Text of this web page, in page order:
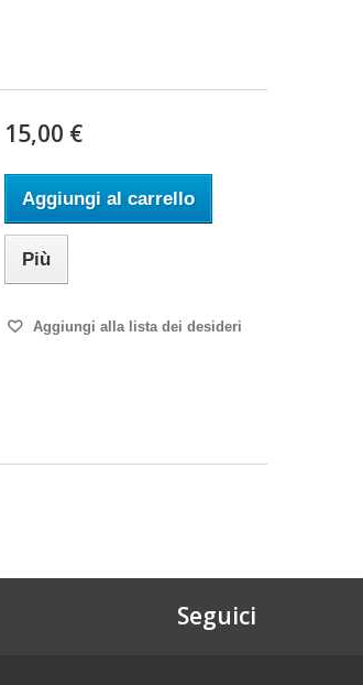
15,00 €
Aggiungi al carrello
Più
Aggiungi alla lista dei desideri
Seguici